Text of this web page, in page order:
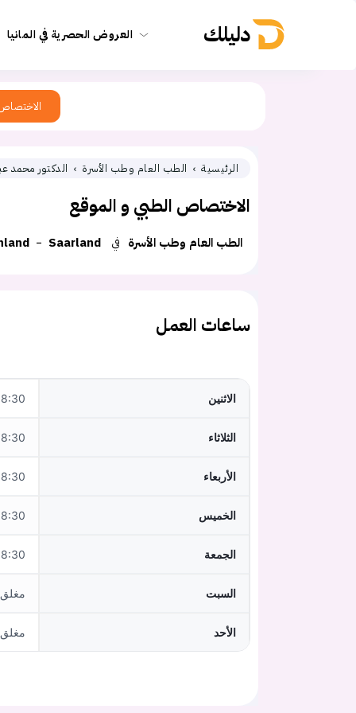
دليلك العروض الحصرية في المانيا
الرئيسية الطب العام وطب الأسرة الدكتور محمد
الاختصاص الطبي و الموقع
في الطب العام وطب الأسرة Saarland
ساعات العمل
الاثنين 16:00–18:00
الثلاثاء 16:00–18:00
الأربعاء
الخميس 16:00–18:00
الجمعة
السبت مغلق
الأحد مغلق